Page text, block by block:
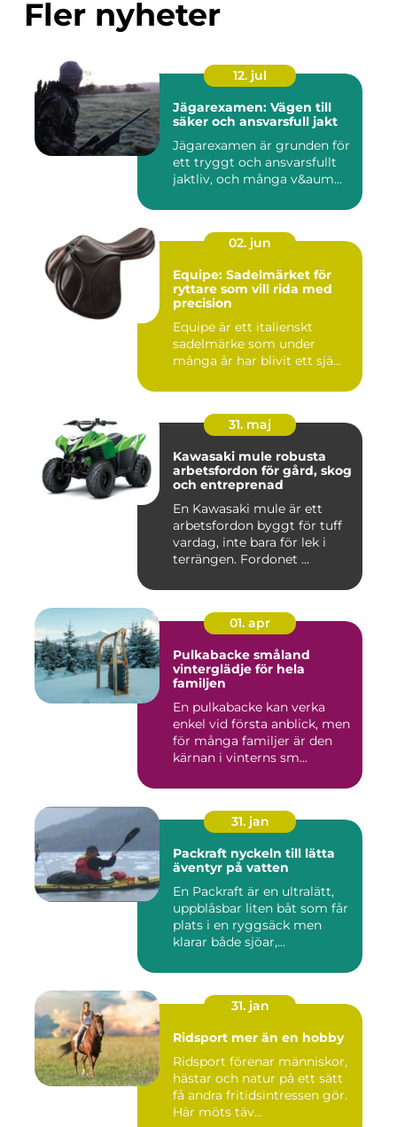
Fler nyheter
12. jul
Jägarexamen: Vägen till
säker och ansvarsfull jakt
Jägarexamen är grunden för
ett tryggt och ansvarsfullt
jaktliv, och många v&aum...
02. jun
Equipe: Sadelmärket för
ryttare som vill rida med
precision
Equipe är ett italienskt
sadelmärke som under
många år har blivit ett sjä...
31. maj
Kawasaki mule robusta
arbetsfordon för gård, skog
och entreprenad
En Kawasaki mule är ett
arbetsfordon byggt för tuff
vardag, inte bara för lek i
terrängen. Fordonet ...
01. apr
Pulkabacke småland
vinterglädje för hela
familjen
En pulkabacke kan verka
enkel vid första anblick, men
för många familjer är den
kärnan i vinterns sm...
31. jan
Packraft nyckeln till lätta
äventyr på vatten
En Packraft är en ultralätt,
uppblåsbar liten båt som får
plats i en ryggsäck men
klarar både sjöar,...
31. jan
Ridsport mer än en hobby
Ridsport förenar människor,
hästar och natur på ett sätt
få andra fritidsintressen gör.
Här möts täv...